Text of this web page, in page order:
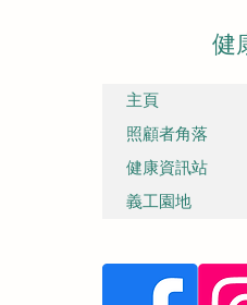
健
主頁
照顧者角落
健康資訊站
義工園地